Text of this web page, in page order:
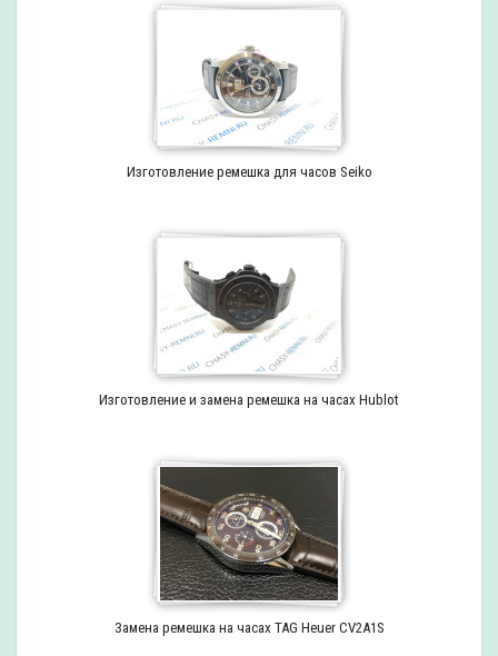
Изготовление ремешка для часов Seiko
Изготовление и замена ремешка на часах Hublot
Замена ремешка на часах TAG Heuer CV2A1S